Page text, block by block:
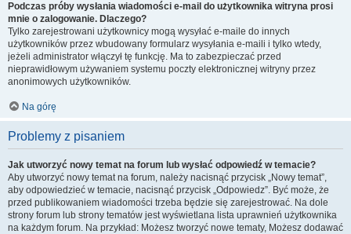
Podczas próby wysłania wiadomości e-mail do użytkownika witryna prosi
mnie o zalogowanie. Dlaczego?
Tylko zarejestrowani użytkownicy mogą wysyłać e-maile do innych
użytkowników przez wbudowany formularz wysyłania e-maili i tylko wtedy,
jeżeli administrator włączył tę funkcję. Ma to zabezpieczać przed
nieprawidłowym używaniem systemu poczty elektronicznej witryny przez
anonimowych użytkowników.
Na górę
Problemy z pisaniem
Jak utworzyć nowy temat na forum lub wysłać odpowiedź w temacie?
Aby utworzyć nowy temat na forum, należy nacisnąć przycisk „Nowy temat”,
aby odpowiedzieć w temacie, nacisnąć przycisk „Odpowiedz”. Być może, że
przed publikowaniem wiadomości trzeba będzie się zarejestrować. Na dole
strony forum lub strony tematów jest wyświetlana lista uprawnień użytkownika
na każdym forum. Na przykład: Możesz tworzyć nowe tematy, Możesz dodawać